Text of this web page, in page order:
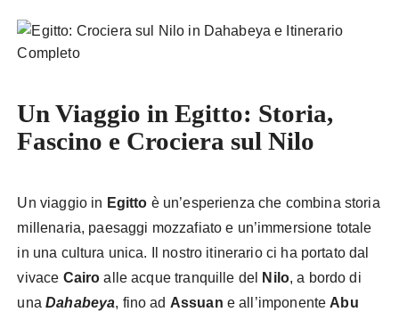
Un Viaggio in Egitto: Storia,
Fascino e Crociera sul Nilo
Un viaggio in Egitto è un’esperienza che combina storia
millenaria, paesaggi mozzafiato e un’immersione totale
in una cultura unica. Il nostro itinerario ci ha portato dal
vivace Cairo alle acque tranquille del Nilo, a bordo di
unaDahabeya, fino ad Assuan e all’imponente Abu